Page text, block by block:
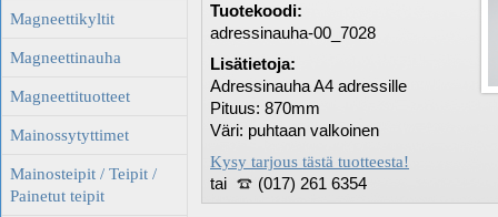
Magneettikyltit
Magneettinauha
Magneettituotteet
Mainossytyttimet
Mainosteipit / Teipit /
Painetut teipit
Tuotekoodi:
adressinauha-00_7028
Lisätietoja:
Adressinauha A4 adressille
Pituus: 870mm
Väri: puhtaan valkoinen
Kysy tarjous tästä tuotteesta!
tai (017) 261 6354